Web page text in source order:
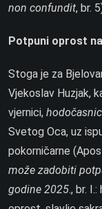
non confundit, br.
Potpuni oprost
Stoga je za
Vjekoslav Huzjak,
vjernici,
Svetog Oca, uz
pokorničarne
može zadobiti
godine 2025., br.